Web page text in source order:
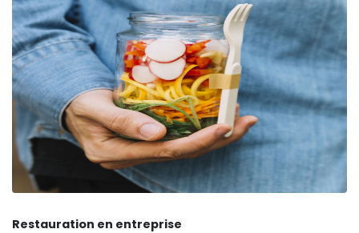
Restauration en entreprise